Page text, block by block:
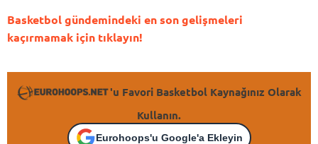
Basketbol gündemindeki en son gelişmeleri
kaçırmamak için tıklayın!
'u Favori Basketbol Kaynağınız Olarak
Kullanın.
Eurohoops'u Google'a Ekleyin